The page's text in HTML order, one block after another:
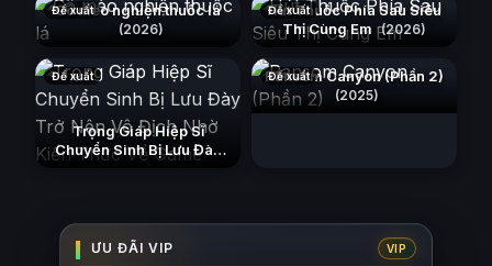
Đề xuất
Cô mèo nghiện thuốc lá
(2026)
Đề xuất
Hút Thuốc Phía Sau Siêu
Thị Cùng Em (2026)
Đề xuất
Trọng Giáp Hiệp Sĩ
Chuyển Sinh Bị Lưu Đày
Đề xuất
Ransom Canyon (Phần 2)
(2025)